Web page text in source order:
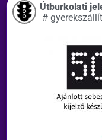
Útburkolati
#